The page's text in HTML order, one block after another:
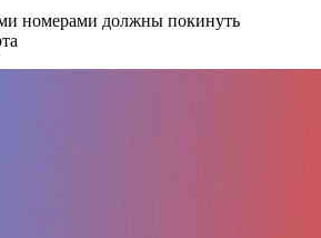
номерами должны покинуть